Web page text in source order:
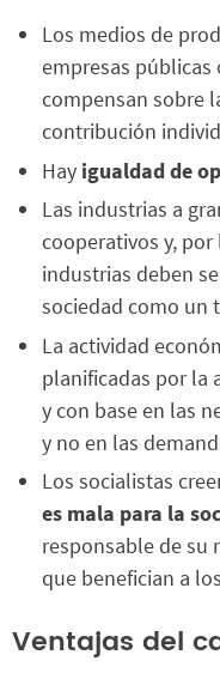
Los medios de
empresas públicas
compensan sobre
contribución
Hay igualdad de
Las industrias a
cooperativos y,
industrias deben
sociedad como un
La actividad
planificadas por la
y con base en las
y no en las
Los socialistas
es mala para la
responsable de su
que benefician a
Ventajas del